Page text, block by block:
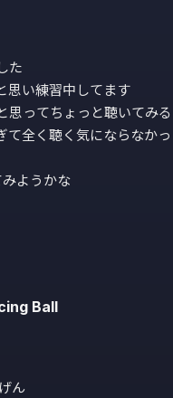
た
思い練習中してます
思ってちょっと聴いてみる
て全く聴く気にならなかっ
ようかな
Ball
ん